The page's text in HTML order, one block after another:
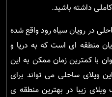
داشته باشید.
در رویان سیاه رود واقع شده
منطقه ای است که به دریا و
با کمترین زمان ممکن به این
ویلای ساحلی می تواند برای
زیبا در بهترین منطقه ی